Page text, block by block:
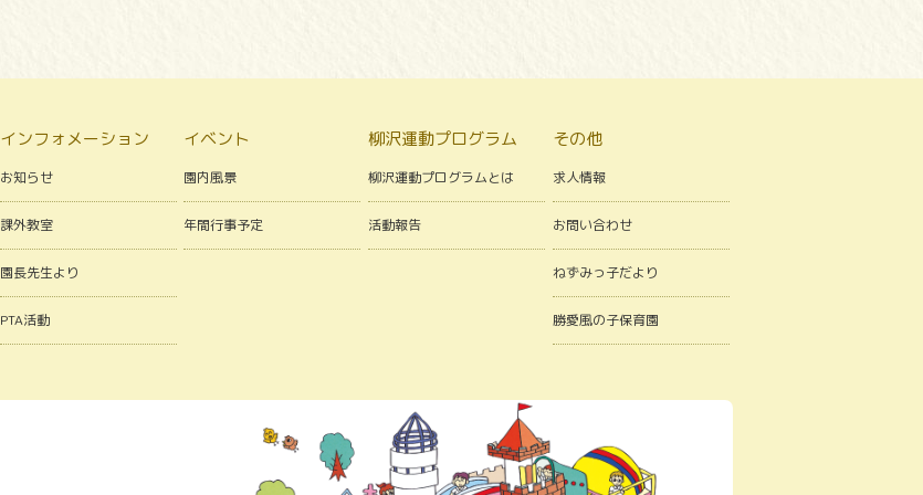
インフォメーション
お知らせ
課外教室
園長先生より
PTA活動
イベント
園内風景
年間行事予定
柳沢運動プログラム
柳沢運動プログラムとは
活動報告
その他
求人情報
お問い合わせ
ねずみっ子だより
勝愛風の子保育園